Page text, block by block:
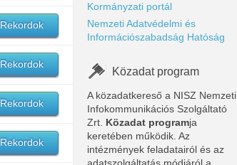
Rekordok
Rekordok
Rekordok
Rekordok
Kormányzati portál
Nemzeti Adatvédelmi és
Információszabadság Hatóság
Közadat program
A közadatkereső a NISZ Nemzeti
Infokommunikációs Szolgáltató
Zrt. Közadat programja
keretében működik. Az
intézmények feladatairól és az